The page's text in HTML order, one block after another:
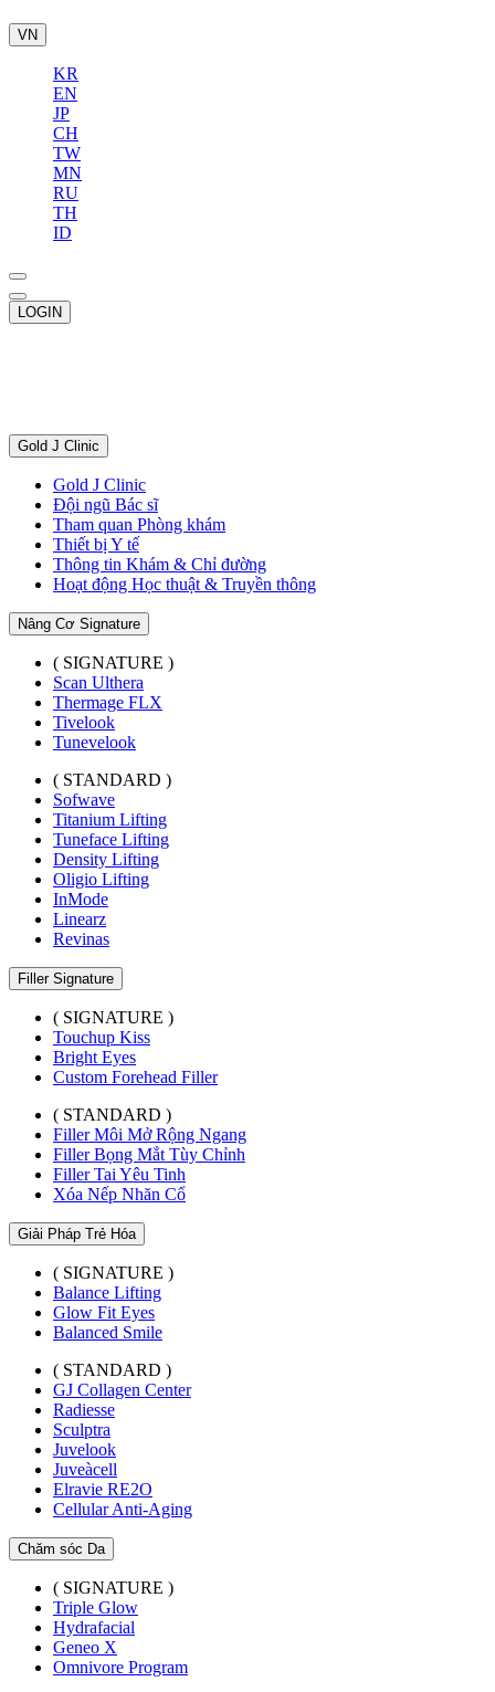
VN
KR
EN
JP
CH
TW
MN
RU
TH
ID
LOGIN
Gold J Clinic
Gold J Clinic
Đội ngũ Bác sĩ
Tham quan Phòng khám
Thiết bị Y tế
Thông tin Khám & Chỉ đường
Hoạt động Học thuật & Truyền thông
Nâng Cơ Signature
( SIGNATURE )
Scan Ulthera
Thermage FLX
Tivelook
Tunevelook
( STANDARD )
Sofwave
Titanium Lifting
Tuneface Lifting
Density Lifting
Oligio Lifting
InMode
Linearz
Revinas
Filler Signature
( SIGNATURE )
Touchup Kiss
Bright Eyes
Custom Forehead Filler
( STANDARD )
Filler Môi Mở Rộng Ngang
Filler Bọng Mắt Tùy Chỉnh
Filler Tai Yêu Tinh
Xóa Nếp Nhăn Cổ
Giải Pháp Trẻ Hóa
( SIGNATURE )
Balance Lifting
Glow Fit Eyes
Balanced Smile
( STANDARD )
GJ Collagen Center
Radiesse
Sculptra
Juvelook
Juveàcell
Elravie RE2O
Cellular Anti-Aging
Chăm sóc Da
( SIGNATURE )
Triple Glow
Hydrafacial
Geneo X
Omnivore Program